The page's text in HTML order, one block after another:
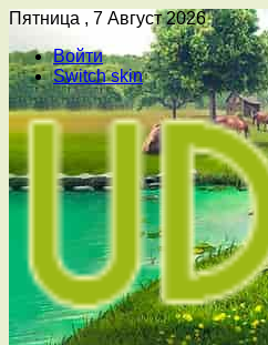
Пятница , 7 Август 2026
Войти
Switch skin